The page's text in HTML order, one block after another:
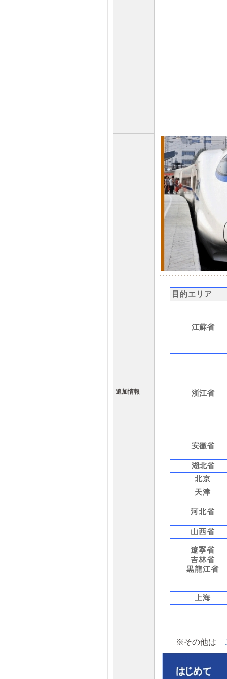
追加情報
目的エリア
江蘇省
浙江省
安徽省
湖北省
北京
天津
河北省
山西省
遼寧省
吉林省
黒龍江省
上海
※その他は